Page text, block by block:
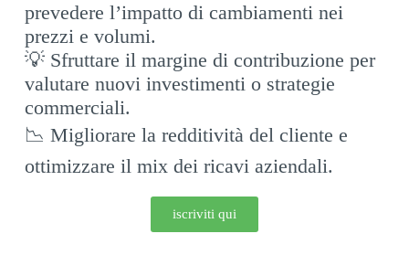
prevedere l’impatto di cambiamenti nei
prezzi e volumi.
💡 Sfruttare il margine di contribuzione per
valutare nuovi investimenti o strategie
commerciali.
📉 Migliorare la redditività del cliente e
ottimizzare il mix dei ricavi aziendali.
iscriviti qui